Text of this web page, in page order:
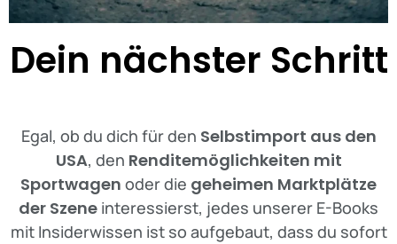
Dein nächster Schritt
Egal, ob du dich für den Selbstimport aus den
USA, den Renditemöglichkeiten mit
Sportwagen oder die geheimen Marktplätze
der Szene interessierst, jedes unserer E-Books
mit Insiderwissen ist so aufgebaut, dass du sofort